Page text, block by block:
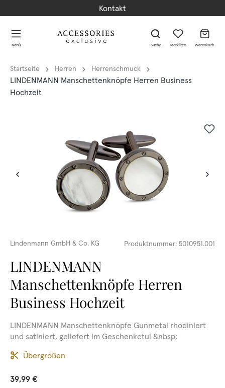
Kontakt
Menü Suche Merkliste Warenkorb
Startseite Herren Herrenschmuck
LINDENMANN Manschettenknöpfe Herren Business
Hochzeit
Lindenmann GmbH & Co. KG Produktnummer: 5010951.001
LINDENMANN
Manschettenknöpfe Herren
Business Hochzeit
LINDENMANN Manschettenknöpfe Gunmetal rhodiniert
und satiniert, geliefert im Geschenketui &nbsp;
Übergrößen
39,99 €